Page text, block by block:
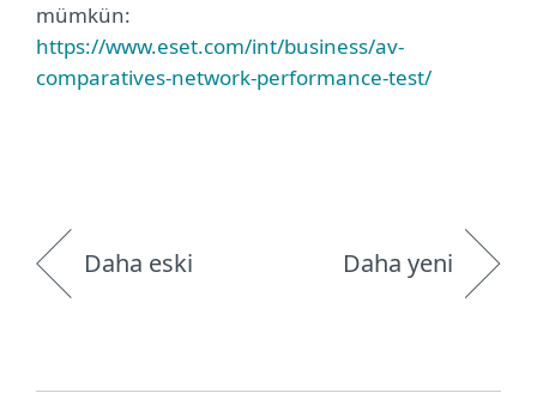
mümkün:
https://www.eset.com/int/business/av-
comparatives-network-performance-test/
Daha eski Daha yeni